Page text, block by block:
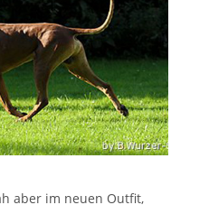
aber im neuen Outfit,